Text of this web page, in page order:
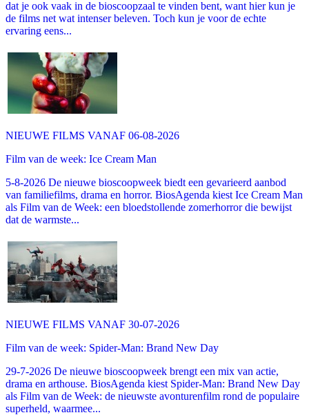
dat je ook vaak in de bioscoopzaal te vinden bent, want hier kun je
de films net wat intenser beleven. Toch kun je voor de echte
ervaring eens...
NIEUWE FILMS VANAF 06-08-2026
Film van de week: Ice Cream Man
5-8-2026 De nieuwe bioscoopweek biedt een gevarieerd aanbod
van familiefilms, drama en horror. BiosAgenda kiest Ice Cream Man
als Film van de Week: een bloedstollende zomerhorror die bewijst
dat de warmste...
NIEUWE FILMS VANAF 30-07-2026
Film van de week: Spider-Man: Brand New Day
29-7-2026 De nieuwe bioscoopweek brengt een mix van actie,
drama en arthouse. BiosAgenda kiest Spider-Man: Brand New Day
als Film van de Week: de nieuwste avonturenfilm rond de populaire
superheld, waarmee...